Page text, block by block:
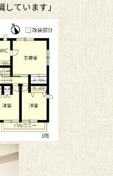
ています」